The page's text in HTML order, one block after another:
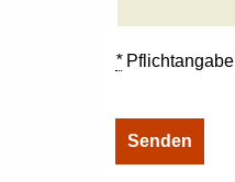
*Pflichtangabe